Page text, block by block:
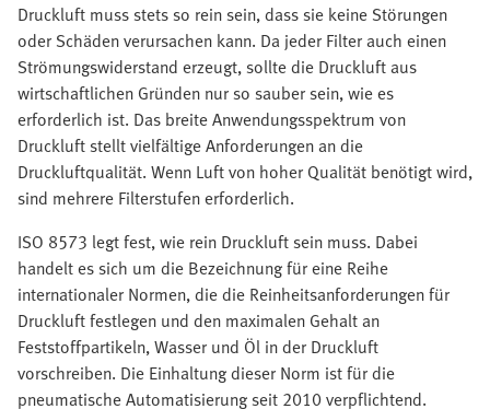
Druckluft muss stets so rein sein, dass sie keine Störungen
oder Schäden verursachen kann. Da jeder Filter auch einen
Strömungswiderstand erzeugt, sollte die Druckluft aus
wirtschaftlichen Gründen nur so sauber sein, wie es
erforderlich ist. Das breite Anwendungsspektrum von
Druckluft stellt vielfältige Anforderungen an die
Druckluftqualität. Wenn Luft von hoher Qualität benötigt wird,
sind mehrere Filterstufen erforderlich.
ISO 8573 legt fest, wie rein Druckluft sein muss. Dabei
handelt es sich um die Bezeichnung für eine Reihe
internationaler Normen, die die Reinheitsanforderungen für
Druckluft festlegen und den maximalen Gehalt an
Feststoffpartikeln, Wasser und Öl in der Druckluft
vorschreiben. Die Einhaltung dieser Norm ist für die
pneumatische Automatisierung seit 2010 verpflichtend.